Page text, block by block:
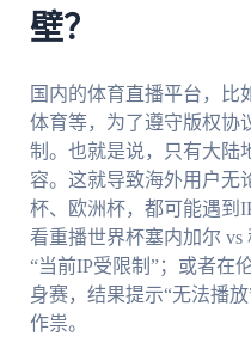
壁？
国内的体育直播平台，比
体育等，为了遵守版权协
制。也就是说，只有大陆
容。这就导致海外用户无
杯、欧洲杯，都可能遇到
看重播世界杯塞内加尔
“当前IP受限制”；或者在
身赛，结果提示“无法播
作祟。